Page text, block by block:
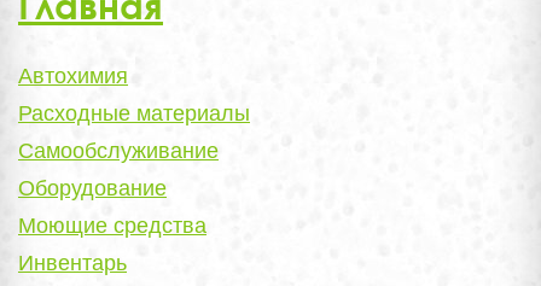
Автохимия
Расходные материалы
Самообслуживание
Оборудование
Моющие средства
Инвентарь